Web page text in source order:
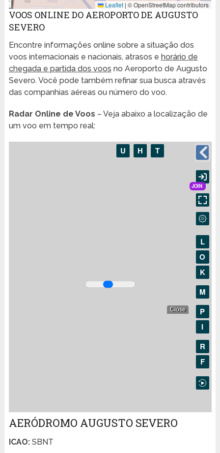
Leaflet | © OpenStreetMap contributors
VOOS ONLINE DO AEROPORTO DE AUGUSTO
SEVERO
Encontre informações online sobre a situação dos
voos internacionais e nacionais, atrasos e horário de
chegada e partida dos voos no Aeroporto de Augusto
Severo. Você pode também refinar sua busca através
das companhias aéreas ou número do voo.
Radar Online de Voos – Veja abaixo a localização de
um voo em tempo real:
AERÓDROMO AUGUSTO SEVERO
ICAO:SBNT